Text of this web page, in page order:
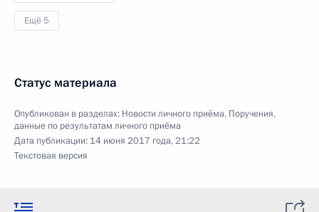
Ещё 5
Статус материала
Опубликован в разделах: Новости личного приёма, Поручения,
данные по результатам личного приёма
Дата публикации: 14 июня 2017 года, 21:22
Текстовая версия